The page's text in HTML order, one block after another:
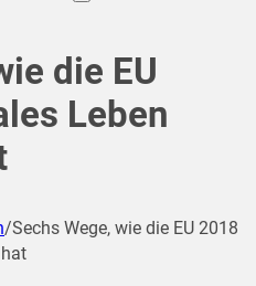
die EU
Leben
/Sechs Wege, wie die EU 2018